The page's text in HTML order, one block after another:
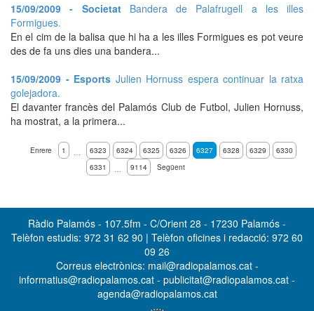
15/09/2009 - Societat Bandera de Palafrugell a les illes
Formigues.
En el cim de la balisa que hi ha a les illes Formigues es pot veure
des de fa uns dies una bandera...
15/09/2009 - Esports Julien Hornuss espera continuar la ratxa
golejadora.
El davanter francès del Palamós Club de Futbol, Julien Hornuss,
ha mostrat, a la primera...
Enrere 1 … 6323 6324 6325 6326 6327 6328 6329
6330
6331
… 9114 Següent
Ràdio Palamós - 107.5fm - C/Orient 28 - 17230 Palamós -
Telèfon estudis: 972 31 62 90 | Telèfon oficines i redacció: 972 60
09 26
Correus electrònics: mail@radiopalamos.cat -
informatius@radiopalamos.cat - publicitat@radiopalamos.cat -
agenda@radiopalamos.cat